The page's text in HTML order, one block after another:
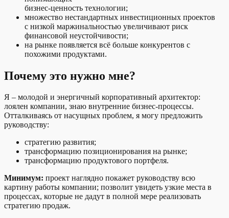
бизнес-ценность технологии;
множество нестандартных инвестиционных проектов
с низкой маржинальностью увеличивают риск
финансовой неустойчивости;
на рынке появляется всё больше конкурентов с
похожими продуктами.
Почему это нужно мне?
Я – молодой и энергичный корпоративный архитектор:
лоялен компании, знаю внутренние бизнес-процессы.
Отталкиваясь от насущных проблем, я могу предложить
руководству:
стратегию развития;
трансформацию позиционирования на рынке;
трансформацию продуктового портфеля.
Минимум: проект наглядно покажет руководству всю
картину работы компании; позволит увидеть узкие места в
процессах, которые не дадут в полной мере реализовать
стратегию продаж.